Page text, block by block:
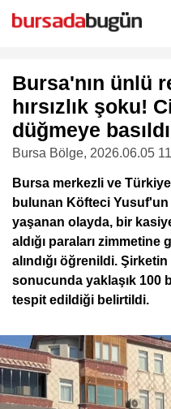
Bursa'nın ünlü
hırsızlık şoku!
düğmeye basıldı
Bursa Bölge, 2026.06.05
Bursa merkezli ve
bulunan Köfteci
yaşanan olayda, bir
aldığı paraları zimmetine
alındığı öğrenildi.
sonucunda yaklaşık 100
tespit edildiği belirtildi.